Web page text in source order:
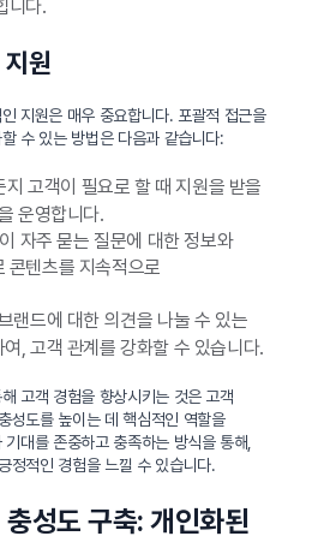
니다.
원
지원은 매우 중요합니다. 포괄적 접근을
수 있는 방법은 다음과 같습니다:
지 고객이 필요로 할 때 지원을 받을
운영합니다.
자주 묻는 질문에 대한 정보와
콘텐츠를 지속적으로
랜드에 대한 의견을 나눌 수 있는
, 고객 관계를 강화할 수 있습니다.
고객 경험을 향상시키는 것은 고객
성도를 높이는 데 핵심적인 역할을
대를 존중하고 충족하는 방식을 통해,
정적인 경험을 느낄 수 있습니다.
성도 구축: 개인화된